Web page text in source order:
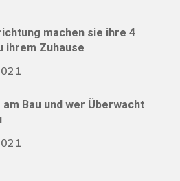
machen sie ihre 4
ihrem Zuhause
Bau und wer Überwacht